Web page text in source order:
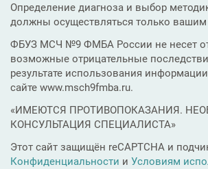
Определение диагноза и выбор
должны осуществляться только
ФБУЗ МСЧ №9 ФМБА России не несет
возможные отрицательные
результате использования
сайте www.msch9fmba.ru.
«ИМЕЮТСЯ ПРОТИВОПОКАЗАНИЯ.
КОНСУЛЬТАЦИЯ СПЕЦИАЛИСТА»
Этот сайт защищён reCAPTCHA и
Конфиденциальности и Условиям